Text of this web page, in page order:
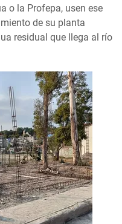
o la Profepa, usen ese
de su planta
residual que llega al río